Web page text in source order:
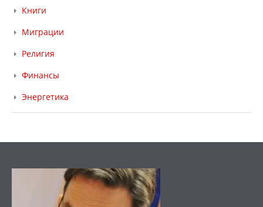
Книги
Миграции
Религия
Финансы
Энергетика